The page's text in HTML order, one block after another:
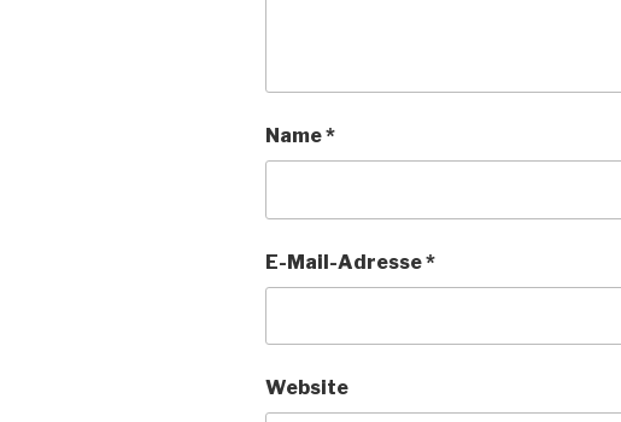
Name*
E-Mail-Adresse*
Website